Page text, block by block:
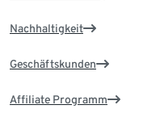
Nachhaltigkeit
Geschäftskunden
Affiliate Programm